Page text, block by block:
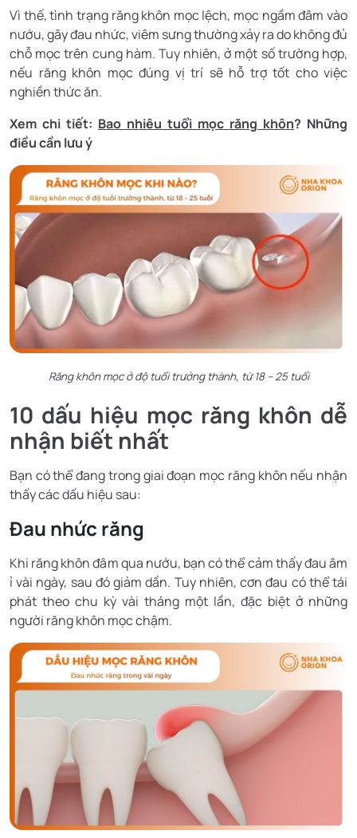
Vì thế, tình trạng răng khôn mọc lệch, mọc ngầm đâm vào
nướu, gây đau nhức, viêm sưng thường xảy ra do không đủ
chỗ mọc trên cung hàm. Tuy nhiên, ở một số trường hợp,
nếu răng khôn mọc đúng vị trí sẽ hỗ trợ tốt cho việc
nghiền thức ăn.
Xem chi tiết: Bao nhiêu tuổi mọc răng khôn? Những
điều cần lưu ý
Răng khôn mọc ở độ tuổi trưởng thành, từ 18 – 25 tuổi
10 dấu hiệu mọc răng khôn dễ
nhận biết nhất
Bạn có thể đang trong giai đoạn mọc răng khôn nếu nhận
thấy các dấu hiệu sau:
Đau nhức răng
Khi răng khôn đâm qua nướu, bạn có thể cảm thấy đau âm
ỉ vài ngày, sau đó giảm dần. Tuy nhiên, cơn đau có thể tái
phát theo chu kỳ vài tháng một lần, đặc biệt ở những
người răng khôn mọc chậm.